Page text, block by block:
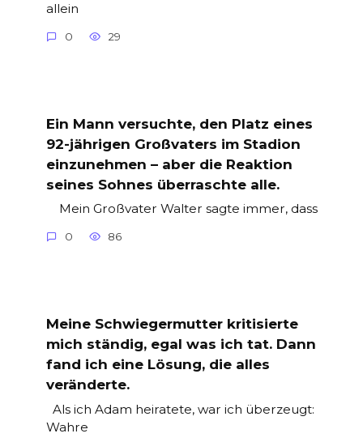
allein
0 29
Ein Mann versuchte, den Platz eines
92-jährigen Großvaters im Stadion
einzunehmen – aber die Reaktion
seines Sohnes überraschte alle.
Mein Großvater Walter sagte immer, dass
0 86
Meine Schwiegermutter kritisierte
mich ständig, egal was ich tat. Dann
fand ich eine Lösung, die alles
veränderte.
Als ich Adam heiratete, war ich überzeugt:
Wahre